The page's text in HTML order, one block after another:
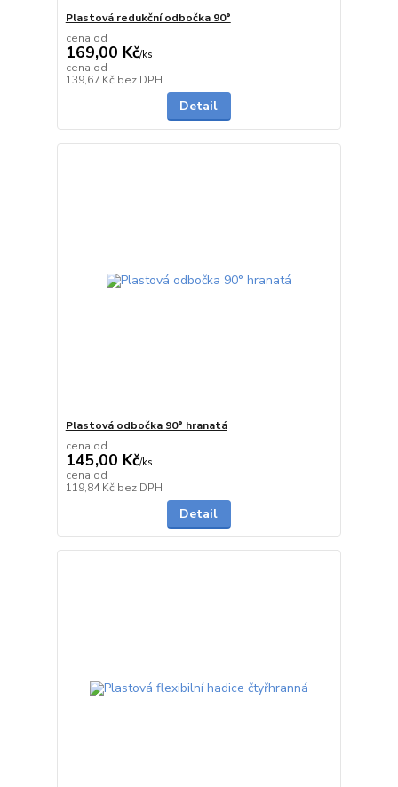
Plastová redukční odbočka 90°
cena od
169,00 Kč/ks
cena od
139,67 Kč bez DPH
Detail
Plastová odbočka 90° hranatá
cena od
145,00 Kč/ks
cena od
119,84 Kč bez DPH
Detail